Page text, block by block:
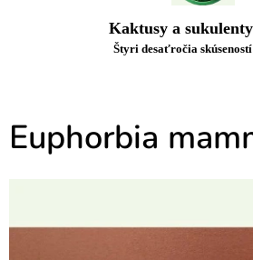
Kaktusy a
Štyri desaťročia
Euphorbia